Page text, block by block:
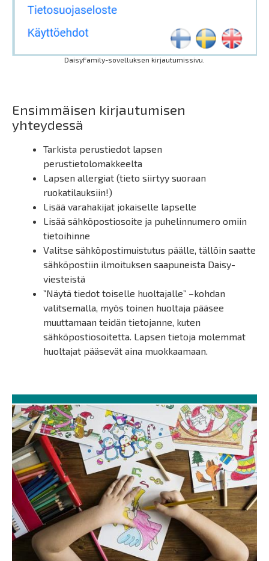
DaisyFamily-sovelluksen kirjautumissivu.
Ensimmäisen kirjautumisen
yhteydessä
Tarkista perustiedot lapsen
perustietolomakkeelta
Lapsen allergiat (tieto siirtyy suoraan
ruokatilauksiin!)
Lisää varahakijat jokaiselle lapselle
Lisää sähköpostiosoite ja puhelinnumero omiin
tietoihinne
Valitse sähköpostimuistutus päälle, tällöin saatte
sähköpostiin ilmoituksen saapuneista Daisy-
viesteistä
”Näytä tiedot toiselle huoltajalle” –kohdan
valitsemalla, myös toinen huoltaja pääsee
muuttamaan teidän tietojanne, kuten
sähköpostiosoitetta. Lapsen tietoja molemmat
huoltajat pääsevät aina muokkaamaan.